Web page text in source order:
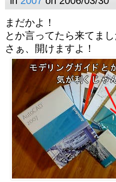
まだかよ！
とか言ってたら来てまし
さぁ、開けますよ！